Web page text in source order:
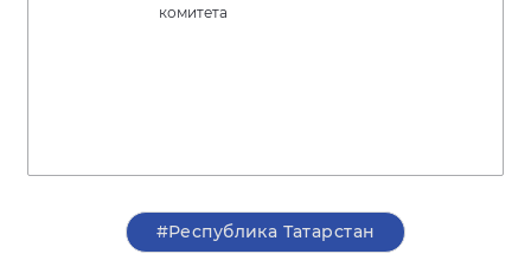
комитета
#Республика Татарстан